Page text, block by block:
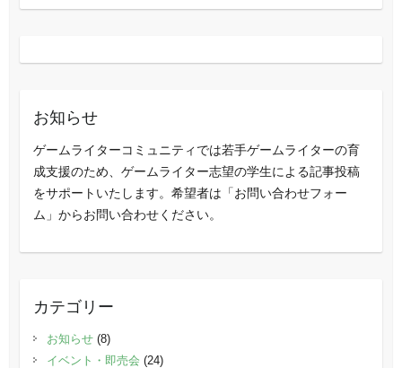
お知らせ
ゲームライターコミュニティでは若手ゲームライターの育
成支援のため、ゲームライター志望の学生による記事投稿
をサポートいたします。希望者は「お問い合わせフォー
ム」からお問い合わせください。
カテゴリー
お知らせ(8)
イベント・即売会 (24)